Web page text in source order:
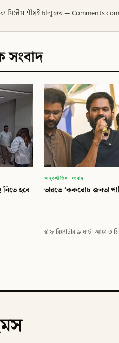
সিস্টেম শীঘ্রই চালু হবে — Comments
নিতে হবে
আন্তর্জাতিক সংবাদ
ভারতে ‘ককরোচ জনতা
স্টাফ রিপোর্টার·৯ ঘণ্টা আগে·৩